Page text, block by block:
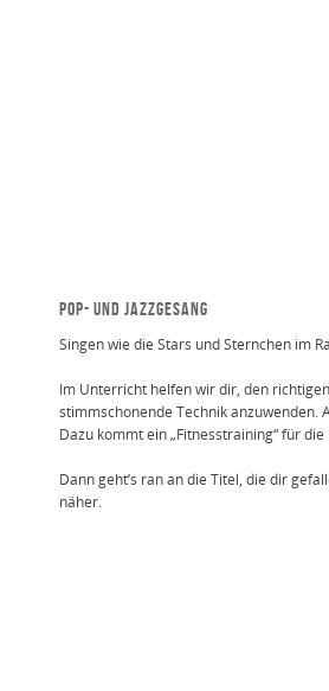
POP- UND JAZZGESANG
Singen wie die Stars und Sternchen im
Im Unterricht helfen wir dir, den
stimmschonende Technik anzuwenden.
Dazu kommt ein „Fitnesstraining“ für
Dann geht’s ran an die Titel, die dir
näher.